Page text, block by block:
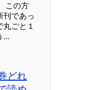
この方
刊であっ
ごと１
...
どれ